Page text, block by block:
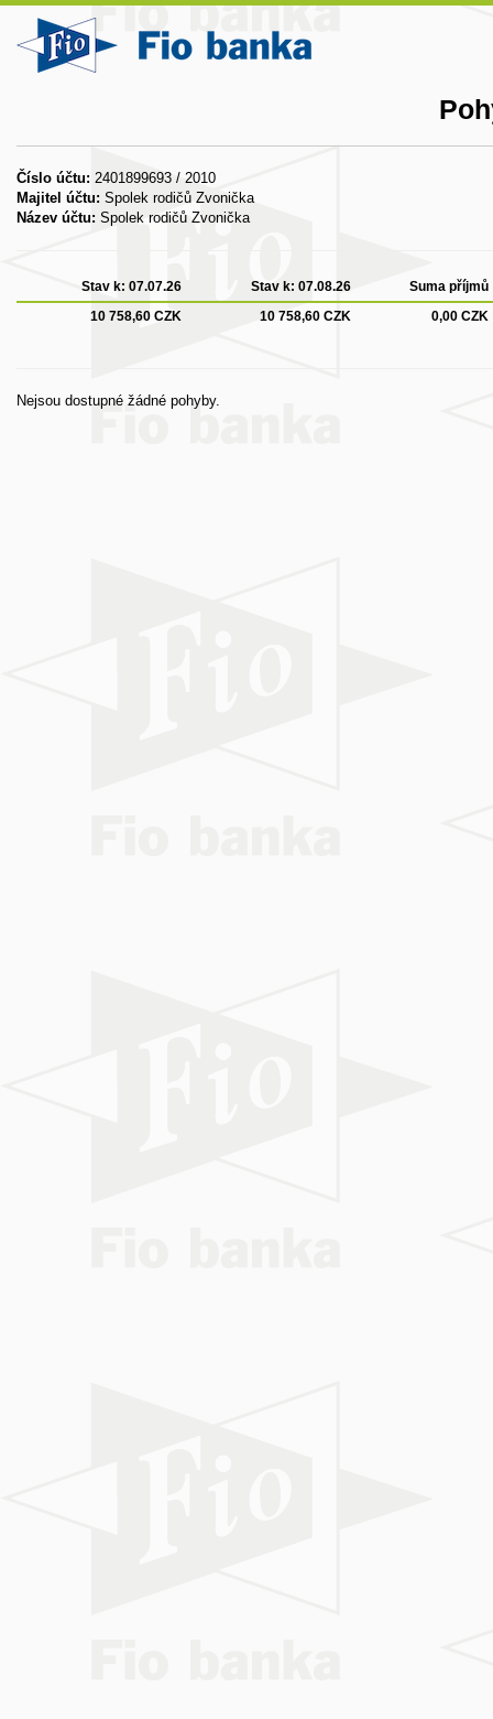
Číslo účtu: 2401899693 / 2010
Majitel účtu: Spolek rodičů Zvonička
Název účtu: Spolek rodičů Zvonička
Stav k: 07.07.26 Stav k: 07.08.26
Suma příjmů
10 758,60 CZK
10 758,60 CZK 0,00 CZK
Nejsou dostupné žádné pohyby.